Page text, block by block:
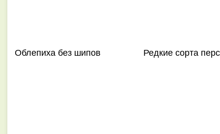
Облепиха без шипов Редкие сорта